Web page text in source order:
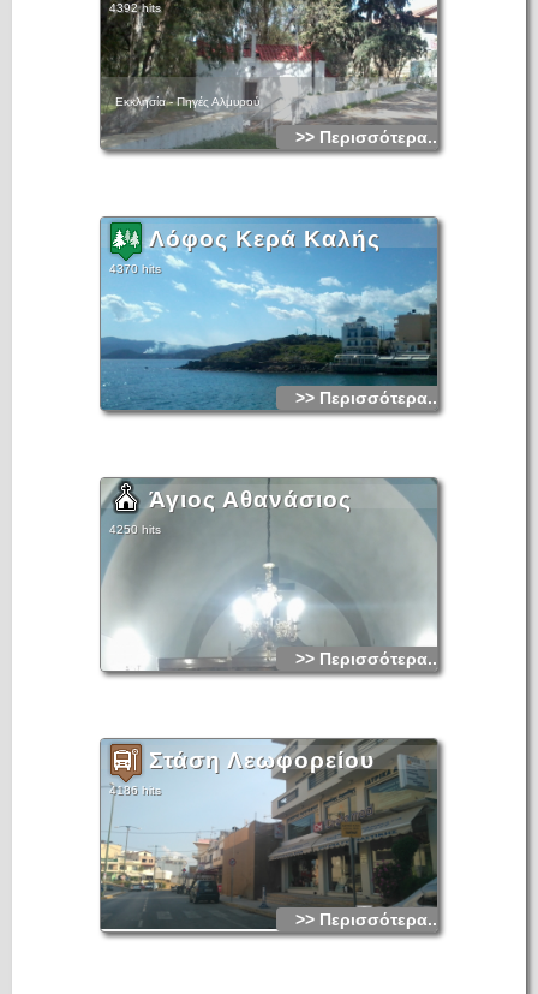
4392 hits
Εκκλησία - Πηγές Αλμυρού
>> Περισσότερα...
Λόφος Κερά Καλής
4370 hits
>> Περισσότερα...
Άγιος Αθανάσιος
4250 hits
>> Περισσότερα...
Στάση Λεωφορείου
4186 hits
>> Περισσότερα...